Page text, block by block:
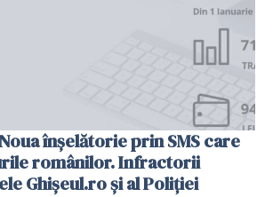
înșelătorie prin SMS care
românilor. Infractorii
Ghișeul.ro și al Poliției